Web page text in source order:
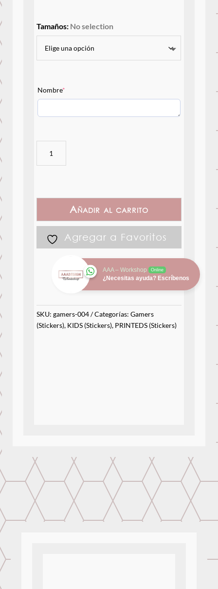
Tamaños: No selection
Nombre*
cantidad
Añadir al carrito
Agregar a Favoritos
AAA – Workshop Online
¿Necesitas ayuda? Escríbenos
SKU:gamers-004 Categorías:Gamers
(Stickers), KIDS (Stickers), PRINTEDS (Stickers)